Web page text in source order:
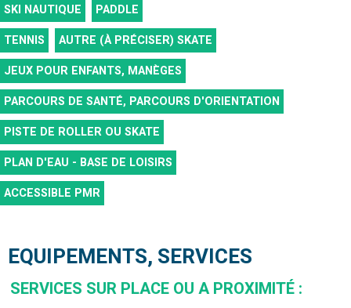
SKI NAUTIQUE
PADDLE
TENNIS
AUTRE (À PRÉCISER) SKATE
JEUX POUR ENFANTS, MANÈGES
PARCOURS DE SANTÉ, PARCOURS D'ORIENTATION
PISTE DE ROLLER OU SKATE
PLAN D'EAU - BASE DE LOISIRS
ACCESSIBLE PMR
EQUIPEMENTS, SERVICES
SERVICES SUR PLACE OU A PROXIMITÉ :